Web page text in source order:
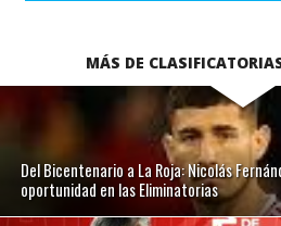
MÁS DE
Del Bicentenario a La Roja: Nicolás
oportunidad en las Eliminatorias